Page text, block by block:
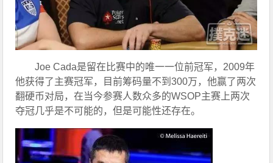
Joe Cada是留在比赛中的唯一一位前冠军，2009年
他获得了主赛冠军，目前筹码量不到300万，他赢了两次
翻硬币对局，在当今参赛人数众多的WSOP主赛上两次
夺冠几乎是不可能的，但是可能性还存在。